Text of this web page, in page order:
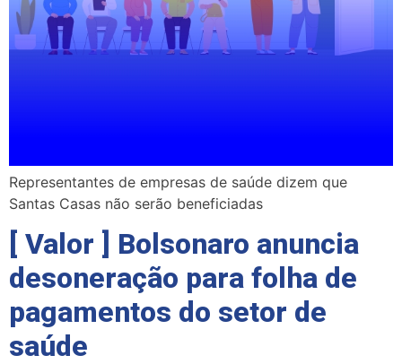
Representantes de empresas de saúde dizem que
Santas Casas não serão beneficiadas
[ Valor ] Bolsonaro anuncia
desoneração para folha de
pagamentos do setor de
saúde